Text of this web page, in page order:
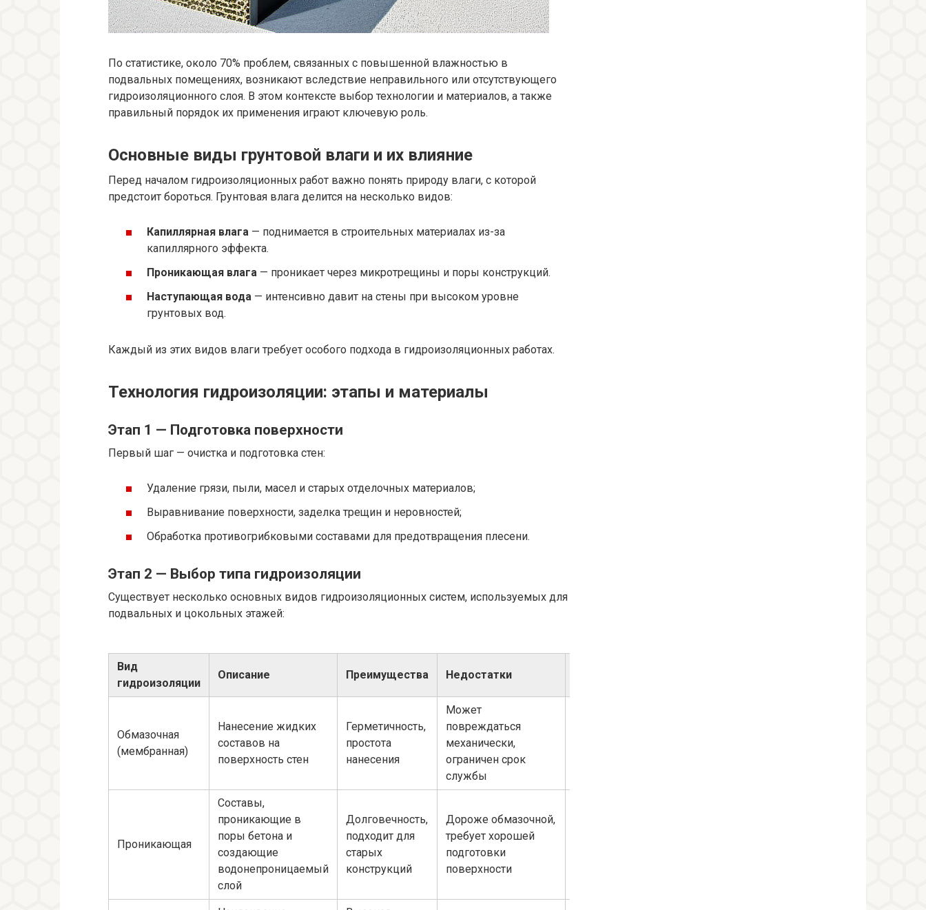
По статистике, около 70% проблем, связанных с повышенной влажностью в
подвальных помещениях, возникают вследствие неправильного или отсутствующего
гидроизоляционного слоя. В этом контексте выбор технологии и материалов, а также
правильный порядок их применения играют ключевую роль.
Основные виды грунтовой влаги и их влияние
Перед началом гидроизоляционных работ важно понять природу влаги, с которой
предстоит бороться. Грунтовая влага делится на несколько видов:
Капиллярная влага — поднимается в строительных материалах из-за
капиллярного эффекта.
Проникающая влага — проникает через микротрещины и поры конструкций.
Наступающая вода — интенсивно давит на стены при высоком уровне
грунтовых вод.
Каждый из этих видов влаги требует особого подхода в гидроизоляционных работах.
Технология гидроизоляции: этапы и материалы
Этап 1 — Подготовка поверхности
Первый шаг — очистка и подготовка стен:
Удаление грязи, пыли, масел и старых отделочных материалов;
Выравнивание поверхности, заделка трещин и неровностей;
Обработка противогрибковыми составами для предотвращения плесени.
Этап 2 — Выбор типа гидроизоляции
Существует несколько основных видов гидроизоляционных систем, используемых для
подвальных и цокольных этажей:
Вид
гидроизоляции
Описание Преимущества Недостатки
Обмазочная
(мембранная)
Нанесение жидких
составов на
поверхность стен
Герметичность,
простота
нанесения
Может
повреждаться
механически,
ограничен срок
службы
Проникающая
Составы,
проникающие в
поры бетона и
создающие
водонепроницаемый
слой
Долговечность,
подходит для
старых
конструкций
Дороже обмазочной,
требует хорошей
подготовки
поверхности